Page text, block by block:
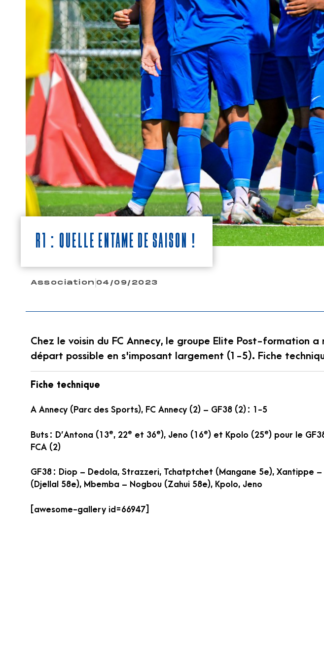
R1 : Quelle entame de saison !
Association 04/09/2023
Chez le voisin du FC Annecy, le groupe Elite Post-formation a
départ possible en s'imposant largement (1-5). Fiche
Fiche technique
A Annecy (Parc des Sports), FC Annecy (2) – GF38 (2) : 1-5
Buts : D’Antona (13e, 22e et 36e), Jeno (16e) et Kpolo (25e) pour le
FCA (2)
GF38 : Diop – Dedola, Strazzeri, Tchatptchet (Mangane 5e), Xantippe –
(Djellal 58e), Mbemba – Nogbou (Zahui 58e), Kpolo, Jeno
[awesome-gallery id=66947]